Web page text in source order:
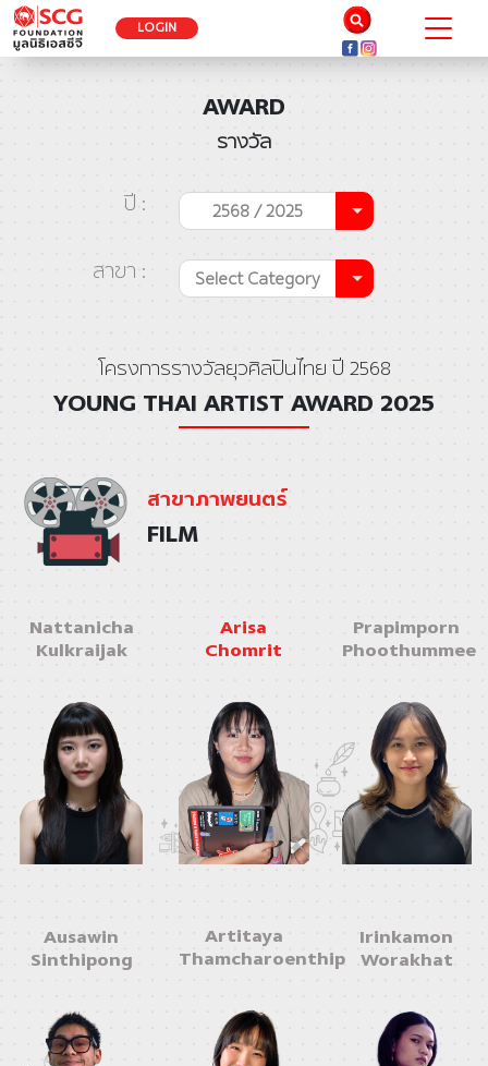
LOGIN
AWARD
รางวัล
ปี : 2568 / 2025
สาขา : Select Category
โครงการรางวัลยุวศิลปินไทย ปี 2568
YOUNG THAI ARTIST AWARD 2025
สาขาภาพยนตร์
FILM
Nattanicha
Kulkraijak
Arisa
Chomrit
Prapimporn
Phoothummee
Ausawin
Sinthipong
Artitaya
Thamcharoenthip
Irinkamon
Worakhat